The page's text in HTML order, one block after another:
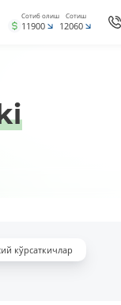
Сотиб олиш
11900
Сотиш
12060
кўрсаткичлар